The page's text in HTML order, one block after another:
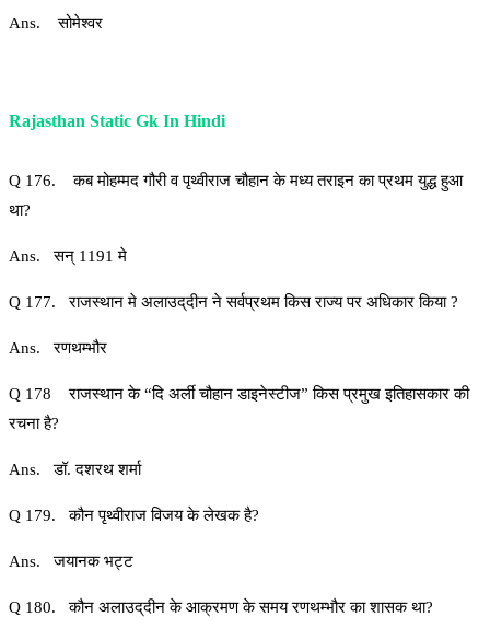
Ans. सोमेश्वर
Rajasthan Static Gk In Hindi
Q 176. कब मोहम्मद गौरी व पृथ्वीराज चौहान के मध्य तराइन का प्रथम युद्ध हुआ
था?
Ans. सन्‌ 1191 मे
Q 177. राजस्थान मे अलाउद्‌दीन ने सर्वप्रथम किस राज्य पर अधिकार किया ?
Ans. रणथम्भौर
Q 178 राजस्थान के “दि अर्ली चौहान डाइनेस्टीज” किस प्रमुख इतिहासकार की
रचना है?
Ans. डॉ. दशरथ शर्मा
Q 179. कौन पृथ्वीराज विजय के लेखक है?
Ans. जयानक भट्ट
Q 180. कौन अलाउद्‌दीन के आक्रमण के समय रणथम्भौर का शासक था?